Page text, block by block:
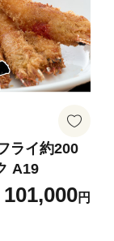
ライ約200
A19
101,000円